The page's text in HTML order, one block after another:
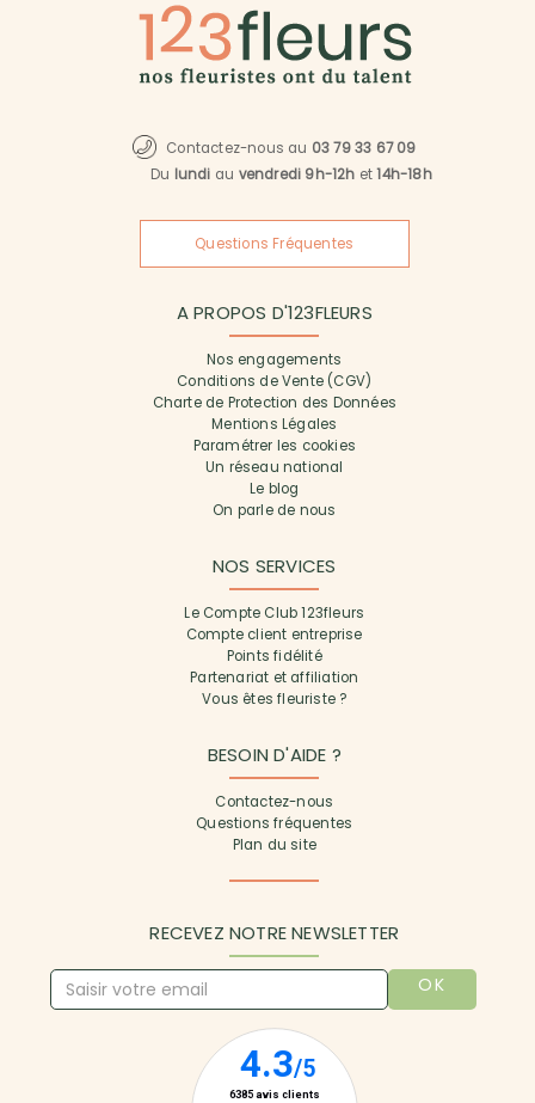
Contactez-nous au 03 79 33 67 09
Du lundi au vendredi 9h-12h et14h-18h
Questions Fréquentes
A PROPOS D'123FLEURS
Nos engagements
Conditions de Vente (CGV)
Charte de Protection des Données
Mentions Légales
Paramétrer les cookies
Un réseau national
Le blog
On parle de nous
NOS SERVICES
Le Compte Club 123fleurs
Compte client entreprise
Points fidélité
Partenariat et affiliation
Vous êtes fleuriste ?
BESOIN D'AIDE ?
Contactez-nous
Questions fréquentes
Plan du site
RECEVEZ NOTRE NEWSLETTER
OK